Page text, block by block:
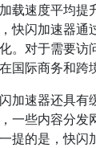
载速度平均
快闪加速器通
。对于需要访
国际商务和跨
加速器还具有
一些内容分发
提的是，快闪